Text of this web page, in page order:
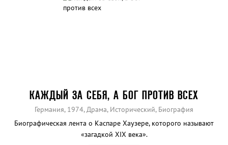
КАЖДЫЙ ЗА СЕБЯ, А БОГ ПРОТИВ ВСЕХ
Германия, 1974, Драма, Исторический, Биография
Биографическая лента о Каспаре Хаузере, которого называют
«загадкой XIX века».